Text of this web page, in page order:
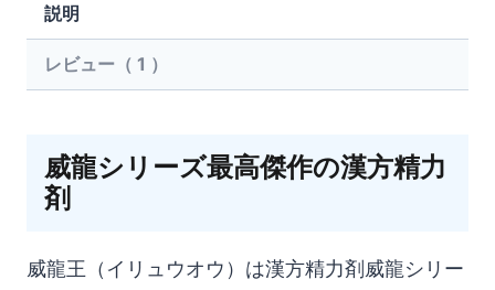
ウ
ウ）
説明
レビュー（ 1 ）
威龍シリーズ最高傑作の漢方精力
剤
威龍王（イリュウオウ）は漢方精力剤威龍シリー